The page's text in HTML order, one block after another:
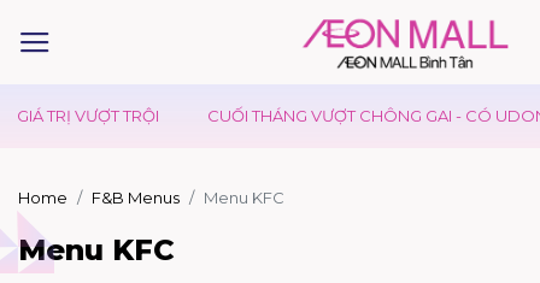
TRỊ VƯỢT TRỘI CUỐI THÁNG VƯỢT CHÔNG GAI - CÓ UDON
Home F&B Menus Menu KFC
Menu KFC